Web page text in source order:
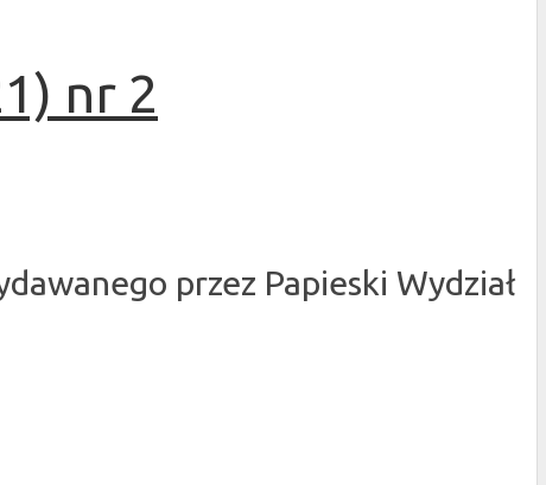
nr 2
przez Papieski Wydział